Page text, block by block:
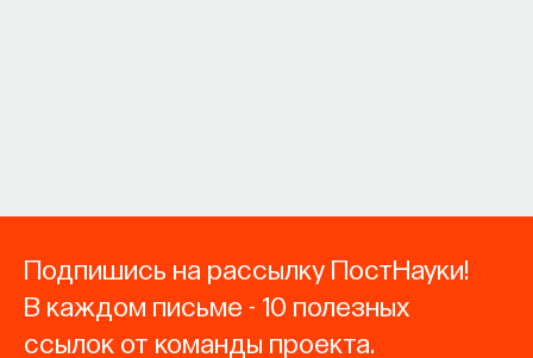
Подпишись на рассылку ПостНауки!
В каждом письме - 10 полезных
ссылок от команды проекта.